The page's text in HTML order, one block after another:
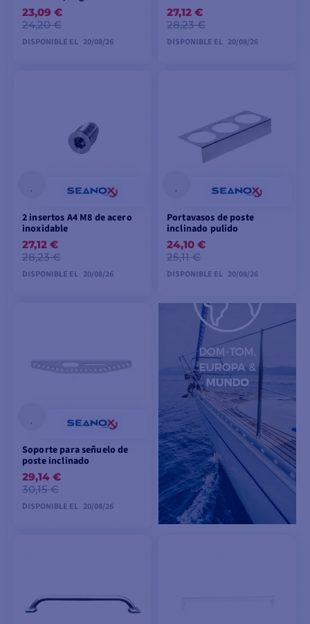
23,09 €
24,20 €
DISPONIBLE EL 20/08/26
27,12 €
28,23 €
DISPONIBLE EL 20/08/26
2 insertos A4 M8 de acero
inoxidable
27,12 €
28,23 €
DISPONIBLE EL 20/08/26
Portavasos de poste
inclinado pulido
24,10 €
25,11 €
DISPONIBLE EL 20/08/26
PEDIDO
ANTICIPADO
Soporte para señuelo de
poste inclinado
29,14 €
30,15 €
DISPONIBLE EL 20/08/26